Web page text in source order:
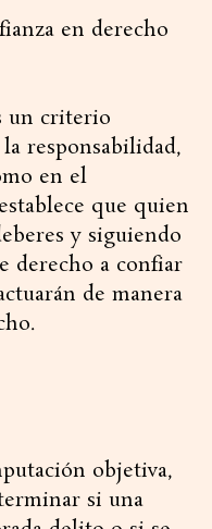
en derecho
un criterio
responsabilidad,
en el
que quien
y siguiendo
derecho a confiar
de manera
objetiva,
si una